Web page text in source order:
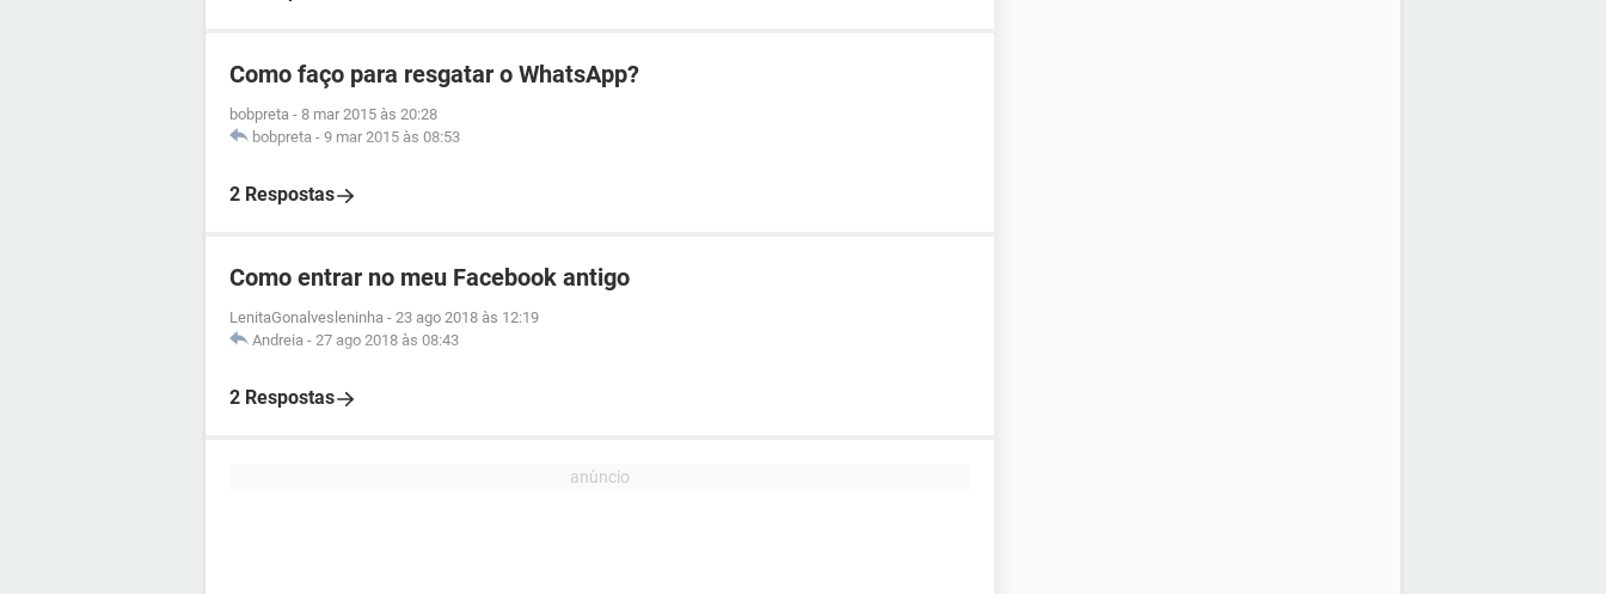
Como faço para resgatar o WhatsApp?
bobpreta - 8 mar 2015 às 20:28
bobpreta - 9 mar 2015 às 08:53
2 Respostas
Como entrar no meu Facebook antigo
LenitaGonalvesleninha - 23 ago 2018 às 12:19
Andreia - 27 ago 2018 às 08:43
2 Respostas